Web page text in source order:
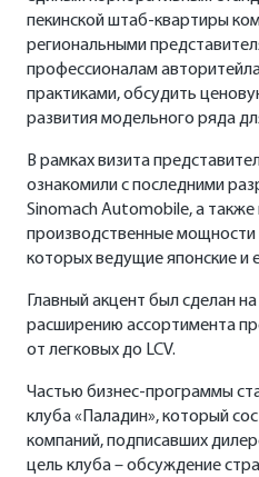
пекинской штаб-квартиры
региональными
профессионалам
практиками, обсудить
развития модельного ряда
В рамках визита
ознакомили с последними
Sinomach Automobile, а
производственные
которых ведущие японские и
Главный акцент был сделан
расширению ассортимента
от легковых до LCV.
Частью бизнес-программы
клуба «Паладин», который
компаний, подписавших
цель клуба – обсуждение